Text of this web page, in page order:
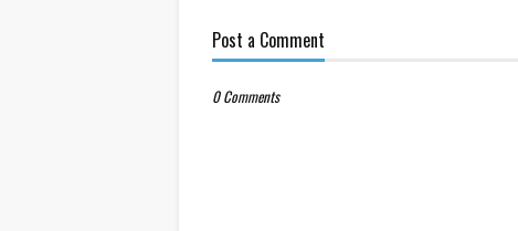
Post a Comment
0 Comments